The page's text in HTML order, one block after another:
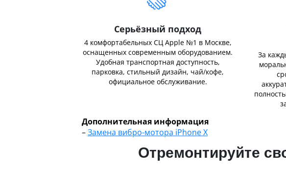
Серьёзный подход
4 комфортабельных СЦ Apple №1 в Москве,
оснащенных современным оборудованием.
Удобная транспортная доступность,
парковка, стильный дизайн, чай/кофе,
официальное обслуживание.
За
Дополнительная информация
–Замена вибро-мотора iPhone X
Отремонтируйте